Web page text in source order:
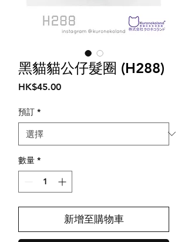
黑貓貓公仔髮圈 (H288)
HK$45.00價
預訂 *
數量 *
新增至購物車